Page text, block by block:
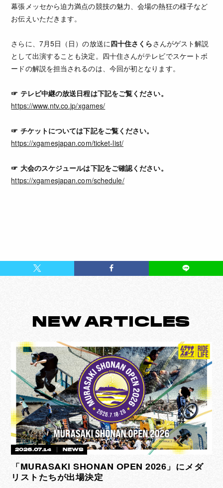
幕張メッセから迫力満点の競技の魅力、会場の熱狂の様子など
お伝えいただきます。
さらに、7月5日（日）の放送に四十住さくらさんがゲスト解説
として出演することも決定。四十住さんがテレビでスケートボ
ードの解説を担当されるのは、今回が初となります。
☞ テレビ中継の放送日程は下記をご覧ください。
https://www.ntv.co.jp/xgames/
☞ チケットについては下記をご覧ください。
https://xgamesjapan.com/ticket-list/
☞ 大会のスケジュールは下記をご確認ください。
https://xgamesjapan.com/schedule/
NEWARTICLES
2026.07.14 NEWS
「MURASAKI SHONAN OPEN 2026」にメダ
リストたちが出場決定